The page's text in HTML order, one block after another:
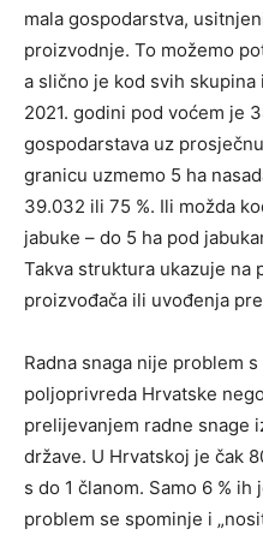
mala gospodarstva,
proizvodnje. To možemo
a slično je kod svih
2021. godini pod voćem je
gospodarstava uz
granicu uzmemo 5 ha
39.032 ili 75 %. Ili možda
jabuke – do 5 ha pod
Takva struktura ukazuje na
proizvođača ili uvođenja
Radna snaga nije problem
poljoprivreda Hrvatske
prelijevanjem radne snage
države. U Hrvatskoj je čak
s do 1 članom. Samo 6 %
problem se spominje i